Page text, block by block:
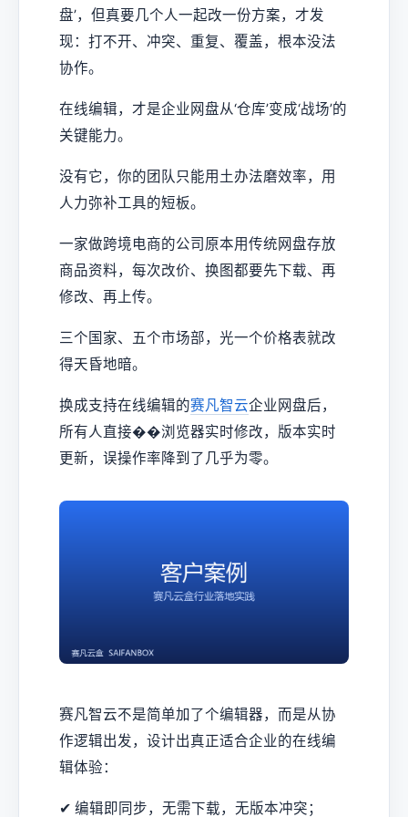
盘’，但真要几个人一起改一份方案，才发
现：打不开、冲突、重复、覆盖，根本没法
协作。
在线编辑，才是企业网盘从‘仓库’变成‘战场’的
关键能力。
没有它，你的团队只能用土办法磨效率，用
人力弥补工具的短板。
一家做跨境电商的公司原本用传统网盘存放
商品资料，每次改价、换图都要先下载、再
修改、再上传。
三个国家、五个市场部，光一个价格表就改
得天昏地暗。
换成支持在线编辑的赛凡智云企业网盘后，
所有人直接��浏览器实时修改，版本实时
更新，误操作率降到了几乎为零。
赛凡智云不是简单加了个编辑器，而是从协
作逻辑出发，设计出真正适合企业的在线编
辑体验：
✔ 编辑即同步，无需下载，无版本冲突；